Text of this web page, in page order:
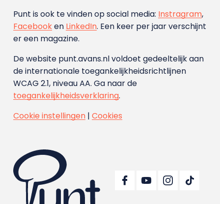
Punt is ook te vinden op social media: Instragram,
Facebooken LinkedIn. Een keer per jaar verschijnt
er een magazine.
De website punt.avans.nl voldoet gedeeltelijk aan
de internationale toegankelijkheidsrichtlijnen
WCAG 2.1, niveau AA. Ga naar de
toegankelijkheidsverklaring.
Cookie instellingen| Cookies